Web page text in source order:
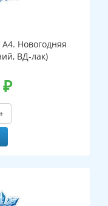
Новогодняя
ВД-лак)
₽